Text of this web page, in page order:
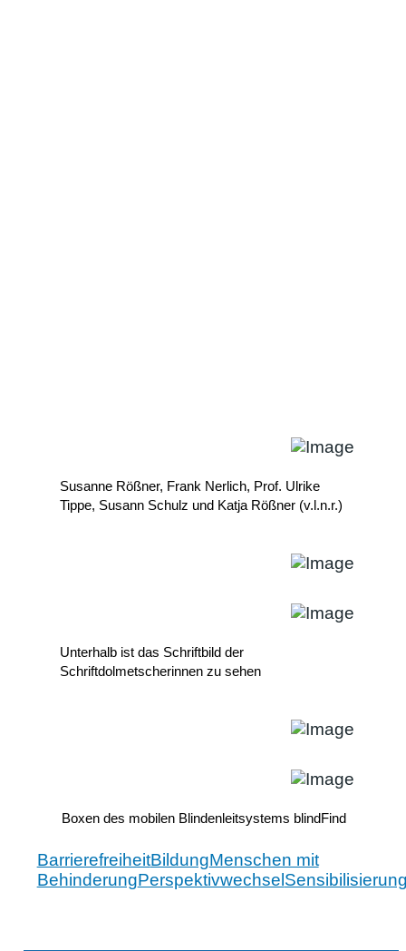
Susanne Rößner, Frank Nerlich, Prof. Ulrike
Tippe, Susann Schulz und Katja Rößner (v.l.n.r.)
Unterhalb ist das Schriftbild der
Schriftdolmetscherinnen zu sehen
Boxen des mobilen Blindenleitsystems blindFind
BarrierefreiheitBildungMenschen mit
BehinderungPerspektivwechsel